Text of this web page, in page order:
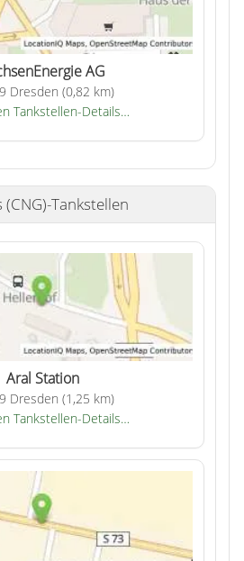
AG
Dresden (0,82 km)
Tankstellen-Details…
(CNG)-Tankstellen
Aral Station
Dresden (1,25 km)
Tankstellen-Details…